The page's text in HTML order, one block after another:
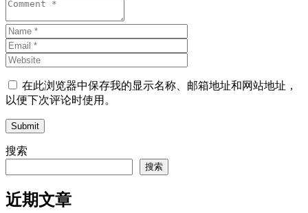
在此浏览器中保存我的显示名称、邮箱地址和网站地址，
以便下次评论时使用。
Submit
搜索
搜索
近期文章